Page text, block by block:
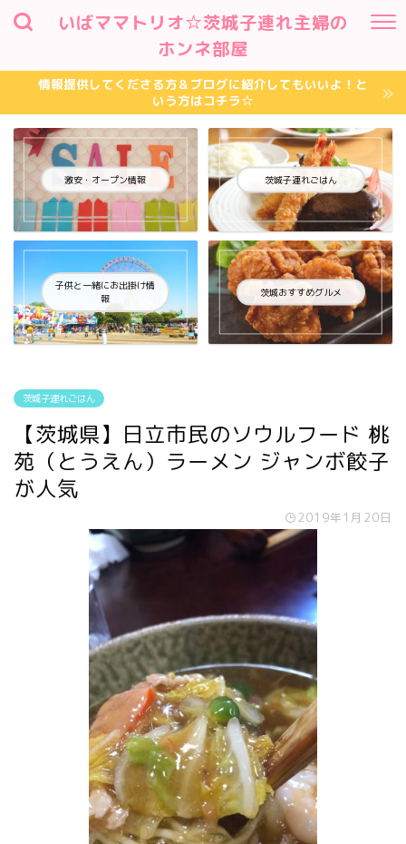
いばママトリオ☆茨城子連れ主婦の
ホンネ部屋
情報提供してくださる方＆ブログに紹介してもいいよ！と
いう方はコチラ☆
激安・オープン情報 茨城子連れごはん
子供と一緒にお出掛け情
報
茨城おすすめグルメ
茨城子連れごはん
【茨城県】日立市民のソウルフード 桃
苑（とうえん）ラーメン ジャンボ餃子
が人気
2019年1月20日